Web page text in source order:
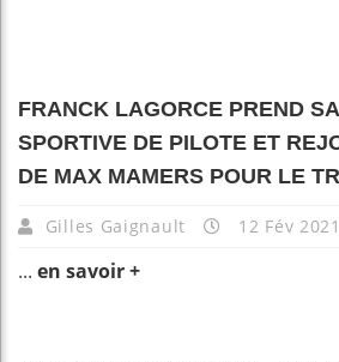
FRANCK LAGORCE PREND
SPORTIVE DE PILOTE ET
DE MAX MAMERS POUR LE
Gilles Gaignault 12 Fév 2021
... en savoir +